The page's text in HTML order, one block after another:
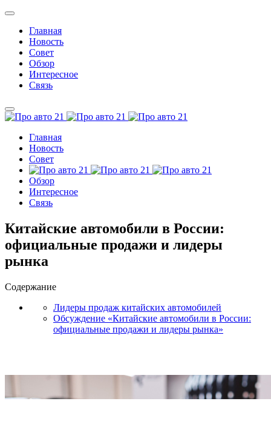
Главная
Новость
Совет
Обзор
Интересное
Связь
Главная
Новость
Совет
Обзор
Интересное
Связь
Китайские автомобили в России:
официальные продажи и лидеры
рынка
Содержание
Лидеры продаж китайских автомобилей
Обсуждение «Китайские автомобили в России:
официальные продажи и лидеры рынка»